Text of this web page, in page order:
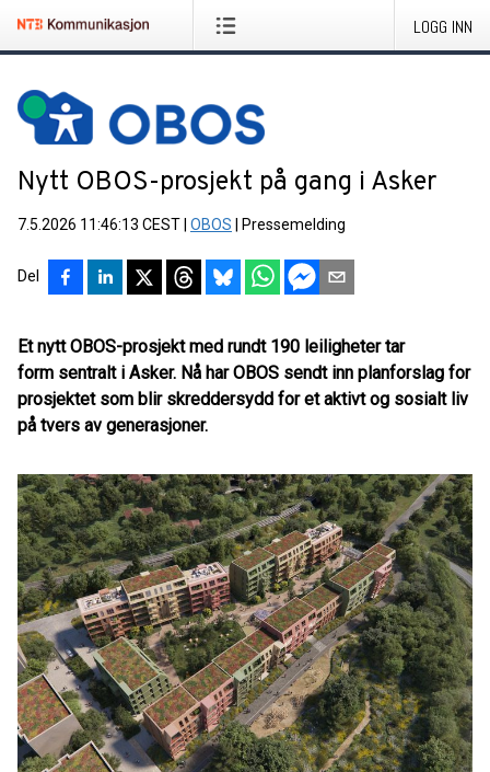
LOGG INN
Nytt OBOS-prosjekt på gang i Asker
7.5.2026 11:46:13 CEST OBOS Pressemelding
Del
Et nytt OBOS-prosjekt med rundt 190 leiligheter tar
form sentralt i Asker. Nå har OBOS sendt inn planforslag for
prosjektet som blir skreddersydd for et aktivt og sosialt liv
på tvers av generasjoner.